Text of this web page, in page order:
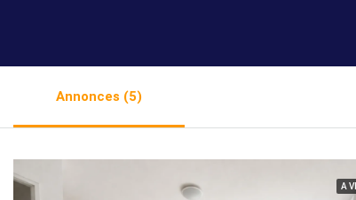
Annonces (5)
A